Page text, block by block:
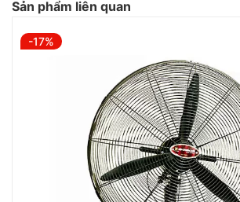
Sản phẩm liên quan
-17%